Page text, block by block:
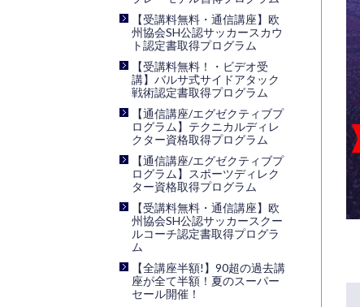
【受講料無料・通信講座】欧
州協会SH公認サッカースカウ
ト認定書取得プログラム
【受講料無料！・ビデオ受
講】バルサ式サイドアタック
戦術認定書取得プログラム
【通信講座/エグゼクティブプ
ログラム】テクニカルディレ
クター資格取得プログラム
【通信講座/エグゼクティブプ
ログラム】スポーツディレク
ター資格取得プログラム
【受講料無料・通信講座】欧
州協会SH公認サッカースクー
ルコーチ認定書取得プログラ
ム
【全講座半額!】90超の過去講
座が全て半額！夏のスーパー
セール開催！